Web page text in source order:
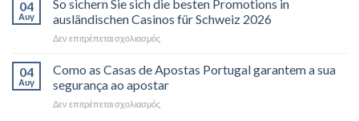
04
Αυγ
So sichern Sie sich die besten Promotions in
ausländischen Casinos für Schweiz 2026
Δεν επιτρέπεται σχολιασμός
04
Αυγ
Como as Casas de Apostas Portugal garantem a sua
segurança ao apostar
Δεν επιτρέπεται σχολιασμός